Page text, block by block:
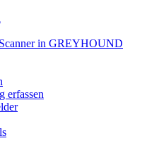
in GREYHOUND
erfassen